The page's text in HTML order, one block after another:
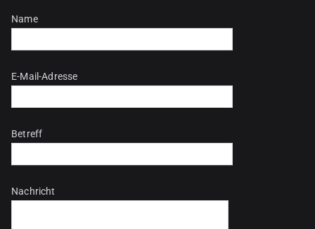
Name
E-Mail-Adresse
Betreff
Nachricht